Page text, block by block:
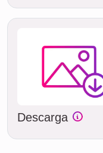
Descarga